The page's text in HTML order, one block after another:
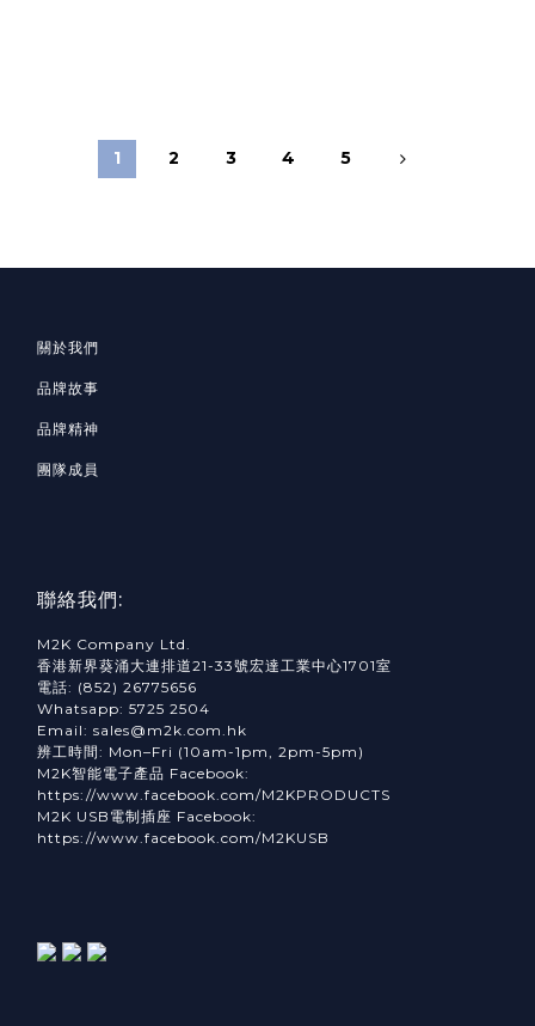
1 2 3 4 5
關於我們
品牌故事
品牌精神
團隊成員
聯絡我們:
M2K Company Ltd.
香港新界葵涌大連排道21-33號宏達工業中心1701室
電話: (852) 26775656
Whatsapp: 5725 2504
Email: sales@m2k.com.hk
辨工時間: Mon–Fri (10am-1pm, 2pm-5pm)
M2K智能電子產品 Facebook:
https://www.facebook.com/M2KPRODUCTS
M2K USB電制插座 Facebook:
https://www.facebook.com/M2KUSB